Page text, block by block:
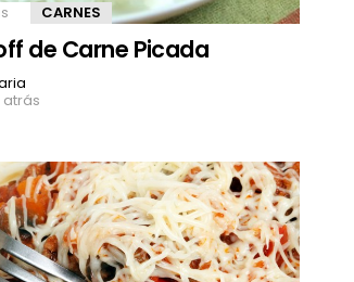
CARNES
de Carne Picada
atrás